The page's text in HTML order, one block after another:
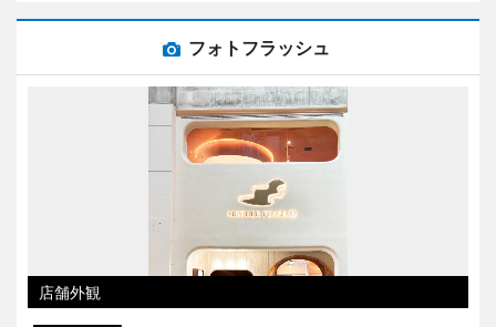
フォトフラッシュ
店舗外観